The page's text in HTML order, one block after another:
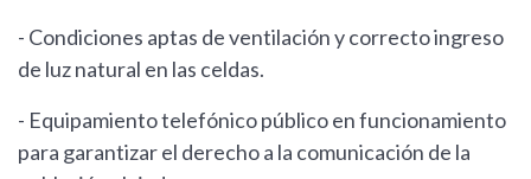
- Condiciones aptas de ventilación y correcto ingreso
de luz natural en las celdas.
- Equipamiento telefónico público en funcionamiento
para garantizar el derecho a la comunicación de la